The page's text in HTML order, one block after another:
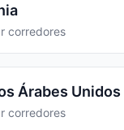
corredores
Árabes Unidos
corredores